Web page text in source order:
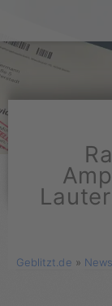
Geblitzt.de » News